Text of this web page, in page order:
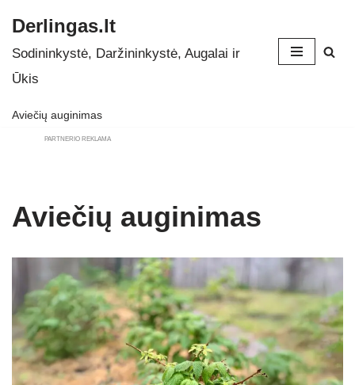
Skip
to
Derlingas.lt
Sodininkystė, Daržininkystė, Augalai ir
Ūkis
Aviečių auginimas
PARTNERIO REKLAMA
Aviečių auginimas